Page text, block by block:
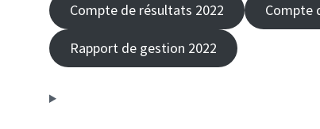
Compte de résultats 2022 Compte
Rapport de gestion 2022